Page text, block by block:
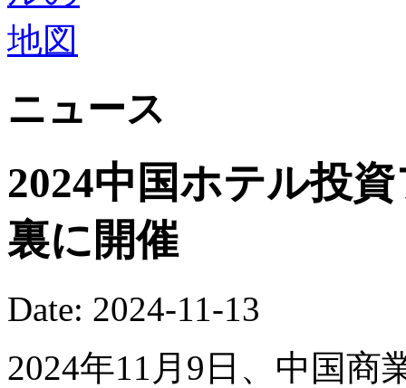
ニュース
2024中国ホテル投
裏に開催
Date: 2024-11-13
2024年11月9日、中国商